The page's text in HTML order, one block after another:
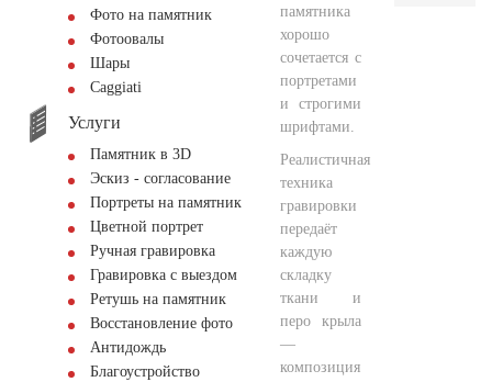
Фото на памятник
Фотоовалы
Шары
Сaggiati
Услуги
Памятник в 3D
Эскиз - согласование
Портреты на памятник
Цветной портрет
Ручная гравировка
Гравировка с выездом
Ретушь на памятник
Восстановление фото
Антидождь
Благоустройство
памятника
хорошо
сочетается с
портретами
и строгими
шрифтами.
Реалистичная
техника
гравировки
передаёт
каждую
складку
ткани и
перо крыла
—
композиция